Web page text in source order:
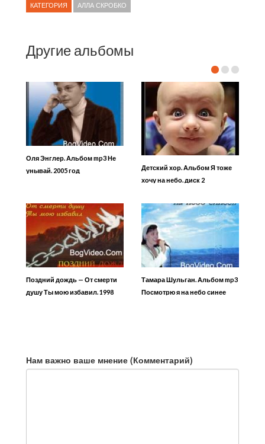
КАТЕГОРИЯ АЛЛА СКРОБКО
Другие альбомы
Оля Энглер. Альбом mp3 Не
унывай. 2005 год
Детский хор. Альбом Я тоже
хочу на небо. диск 2
Поздний дождь — От смерти
душу Ты мою избавил. 1998
Тамара Шульган. Альбом mp3
Посмотрю я на небо синее
Нам важно ваше мнение (Комментарий)